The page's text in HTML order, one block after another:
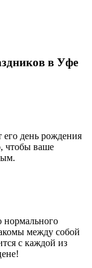
в Уфе
день рождения
чтобы ваше
нормального
между собой
с каждой из